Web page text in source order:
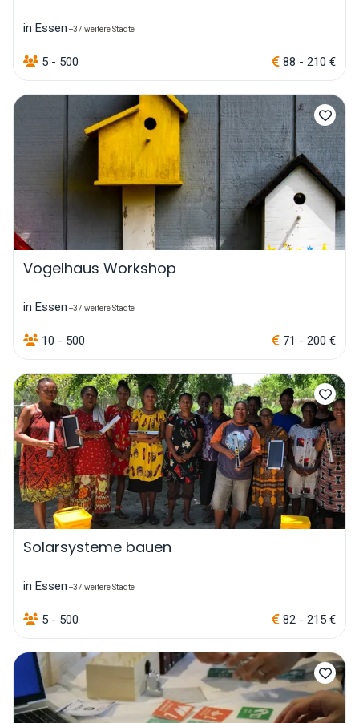
in Essen +37 weitere Städte
5 - 500 88 - 210 €
Vogelhaus Workshop
in Essen +37 weitere Städte
10 - 500 71 - 200 €
Solarsysteme bauen
in Essen +37 weitere Städte
5 - 500 82 - 215 €